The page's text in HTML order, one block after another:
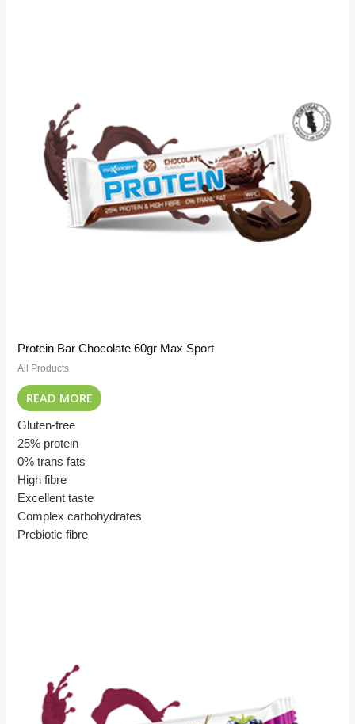
Protein Bar Chocolate 60gr Max Sport
All Products
READ MORE
Gluten-free
25% protein
0% trans fats
High fibre
Excellent taste
Complex carbohydrates
Prebiotic fibre